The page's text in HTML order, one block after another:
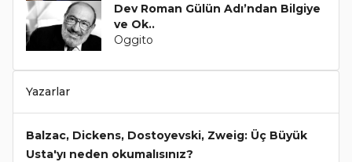
Dev Roman Gülün Adı’ndan Bilgiye
ve Ok..
Oggito
Yazarlar
Balzac, Dickens, Dostoyevski, Zweig: Üç Büyük
Usta'yı neden okumalısınız?